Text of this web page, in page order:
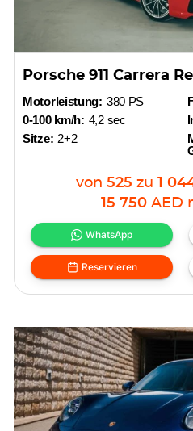
Porsche 911 Carrera
Motorleistung: 380 PS
0-100 km/h: 4,2 sec
Sitze: 2+2
von 525 zu 1
15 750 AED
WhatsApp
Reservieren